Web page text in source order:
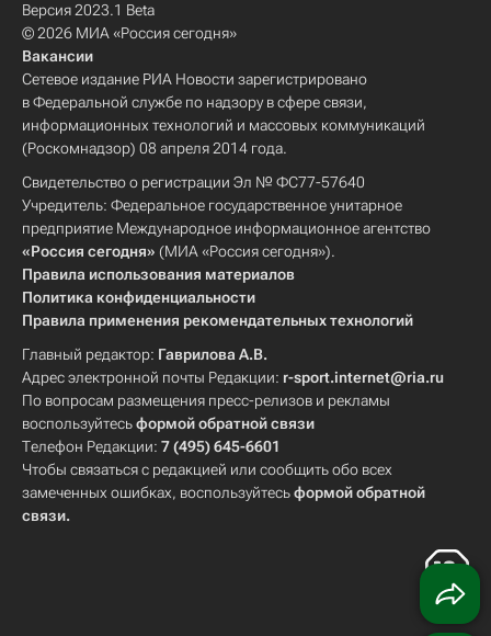
Версия 2023.1 Beta
© 2026 МИА «Россия сегодня»
Вакансии
Сетевое издание РИА Новости зарегистрировано
в Федеральной службе по надзору в сфере связи,
информационных технологий и массовых коммуникаций
(Роскомнадзор) 08 апреля 2014 года.
Свидетельство о регистрации Эл № ФС77-57640
Учредитель: Федеральное государственное унитарное
предприятие Международное информационное агентство
«Россия сегодня» (МИА «Россия сегодня»).
Правила использования материалов
Политика конфиденциальности
Правила применения рекомендательных технологий
Главный редактор: Гаврилова А.В.
Адрес электронной почты Редакции: r-sport.internet@ria.ru
По вопросам размещения пресс-релизов и рекламы
воспользуйтесьформой обратной связи
Телефон Редакции: 7 (495) 645-6601
Чтобы связаться с редакцией или сообщить обо всех
замеченных ошибках, воспользуйтесьформой обратной
связи.